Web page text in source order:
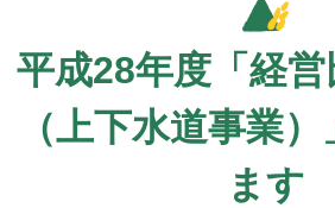
平成28年度「経
（上下水道事業
ます